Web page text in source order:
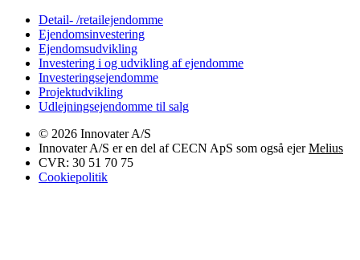
Detail- /retailejendomme
Ejendomsinvestering
Ejendomsudvikling
Investering i og udvikling af ejendomme
Investeringsejendomme
Projektudvikling
Udlejningsejendomme til salg
© 2026 Innovater A/S
Innovater A/S er en del af CECN ApS som også ejerMelius
CVR: 30 51 70 75
Cookiepolitik